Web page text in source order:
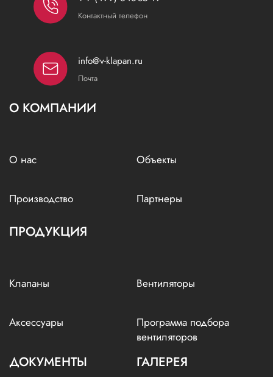
Контактный телефон
info@v-klapan.ru
Почта
О КОМПАНИИ
О нас Объекты
Производство Партнеры
ПРОДУКЦИЯ
Клапаны Вентиляторы
Аксессуары
Программа подбора
вентиляторов
ДОКУМЕНТЫ ГАЛЕРЕЯ